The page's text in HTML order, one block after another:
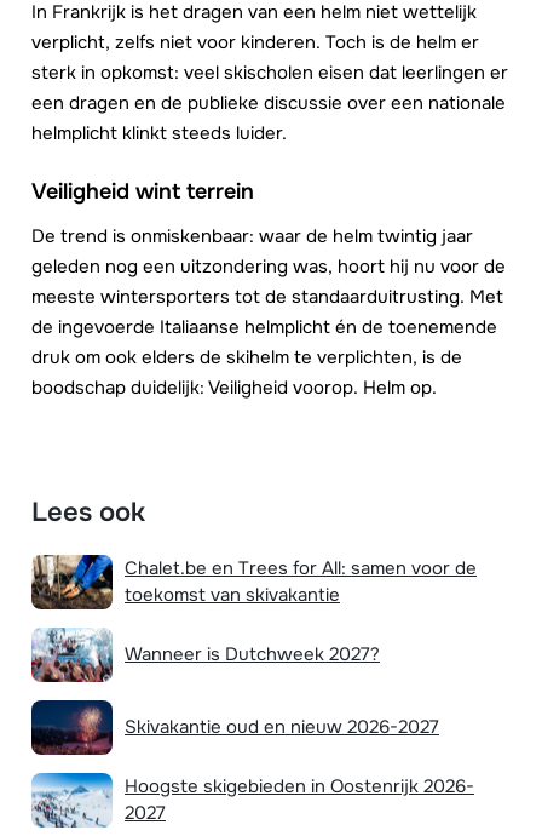
In Frankrijk is het dragen van een helm niet wettelijk
verplicht, zelfs niet voor kinderen. Toch is de helm er
sterk in opkomst: veel skischolen eisen dat leerlingen er
een dragen en de publieke discussie over een nationale
helmplicht klinkt steeds luider.
Veiligheid wint terrein
De trend is onmiskenbaar: waar de helm twintig jaar
geleden nog een uitzondering was, hoort hij nu voor de
meeste wintersporters tot de standaarduitrusting. Met
de ingevoerde Italiaanse helmplicht én de toenemende
druk om ook elders de skihelm te verplichten, is de
boodschap duidelijk: Veiligheid voorop. Helm op.
Lees ook
Chalet.be en Trees for All: samen voor de
toekomst van skivakantie
Wanneer is Dutchweek 2027?
Skivakantie oud en nieuw 2026-2027
Hoogste skigebieden in Oostenrijk 2026-
2027